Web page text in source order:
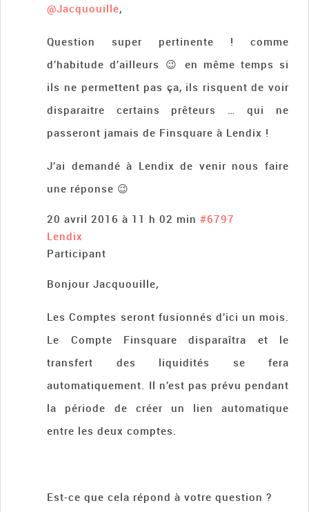
@Jacquouille,
Question super pertinente ! comme
d’habitude d’ailleurs 😉 en même temps si
ils ne permettent pas ça, ils risquent de voir
disparaitre certains prêteurs … qui ne
passeront jamais de Finsquare à Lendix !
J’ai demandé à Lendix de venir nous faire
une réponse 😉
20 avril 2016 à 11 h 02 min #6797
Lendix
Participant
Bonjour Jacquouille,
Les Comptes seront fusionnés d’ici un mois.
Le Compte Finsquare disparaîtra et le
transfert des liquidités se fera
automatiquement. Il n’est pas prévu pendant
la période de créer un lien automatique
entre les deux comptes.
Est-ce que cela répond à votre question ?